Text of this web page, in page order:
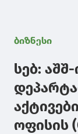
ბიზნესი
სებ:
ოფისის